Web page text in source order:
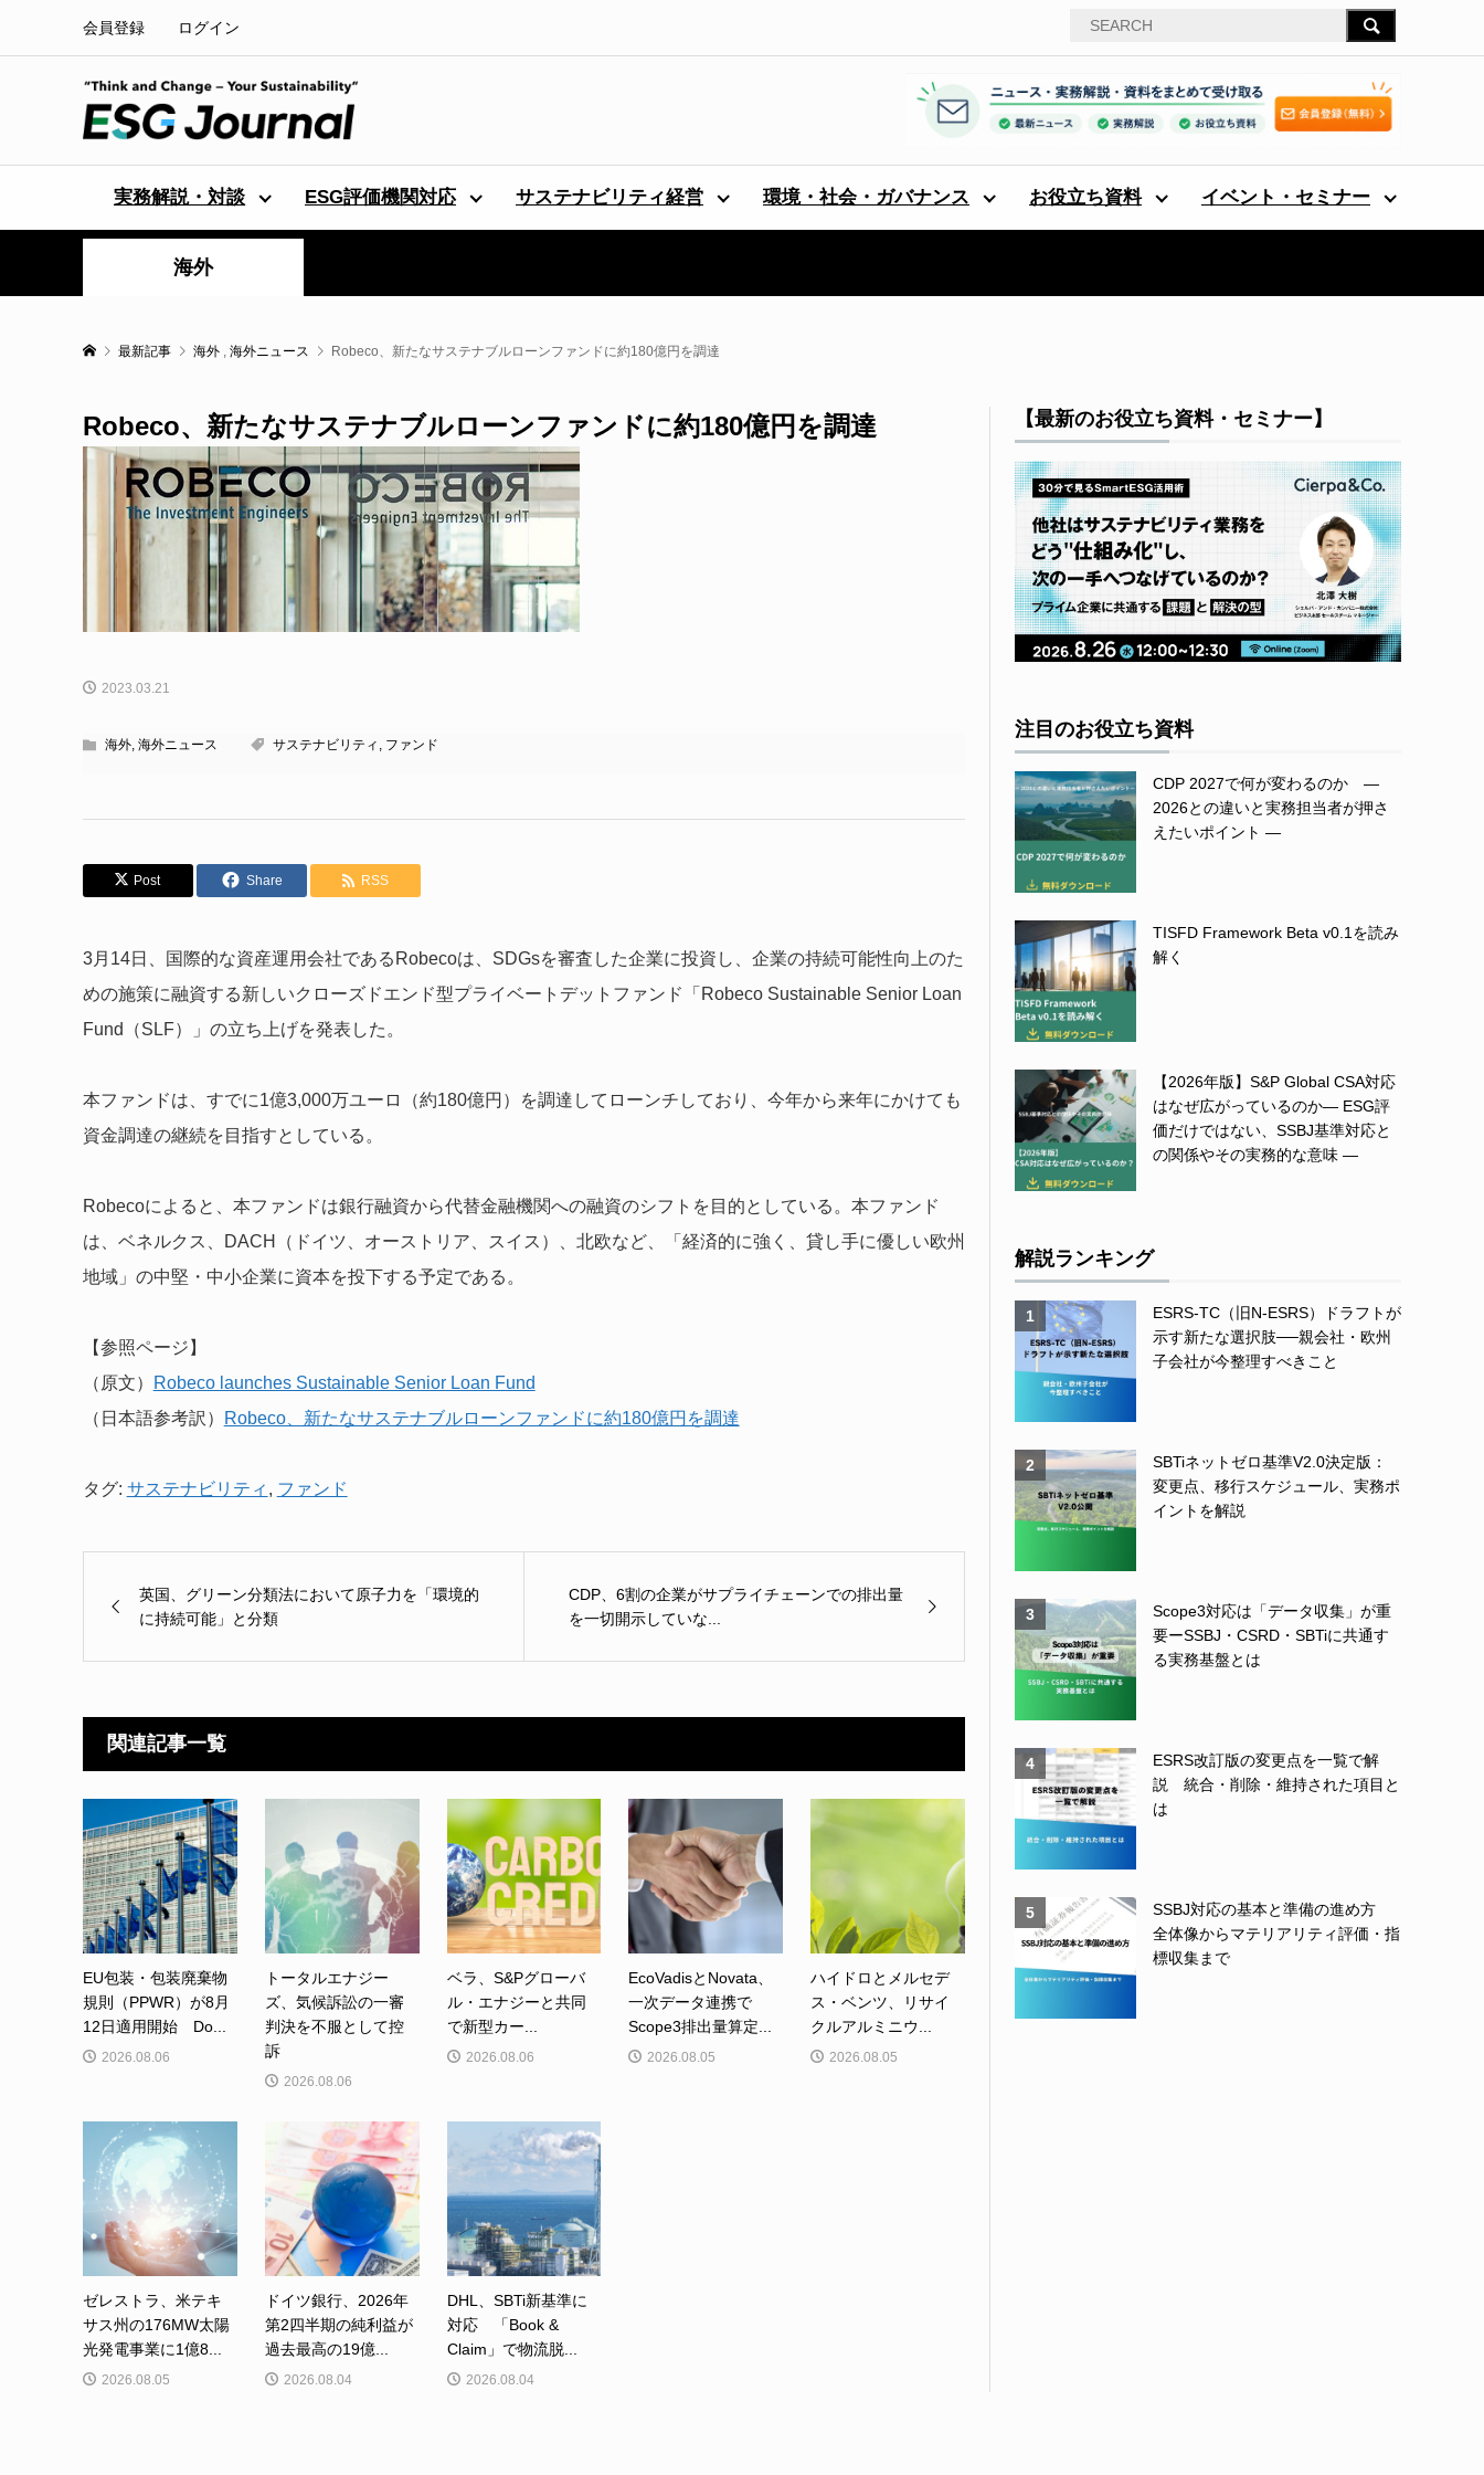
会員登録 ログイン
実務解説・対談 ESG評価機関対応 サステナビリティ経営 環境・社会・ガバナンス お役立ち資料 イベント・セミナー
海外
最新記事 海外 , 海外ニュース Robeco、新たなサステナブルローンファンドに約180億円を調達
Robeco、新たなサステナブルローンファンドに約180億円を調達
2023.03.21
海外, 海外ニュース サステナビリティ , ファンド
Post Share RSS
3月14日、国際的な資産運用会社であるRobecoは、SDGsを審査した企業に投資し、企業の持続可能性向上のた
めの施策に融資する新しいクローズドエンド型プライベートデットファンド「Robeco Sustainable Senior Loan
Fund（SLF）」の立ち上げを発表した。
本ファンドは、すでに1億3,000万ユーロ（約180億円）を調達してローンチしており、今年から来年にかけても
資金調達の継続を目指すとしている。
Robecoによると、本ファンドは銀行融資から代替金融機関への融資のシフトを目的としている。本ファンド
は、ベネルクス、DACH（ドイツ、オーストリア、スイス）、北欧など、「経済的に強く、貸し手に優しい欧州
地域」の中堅・中小企業に資本を投下する予定である。
【参照ページ】
（原文）
Robeco launches Sustainable Senior Loan Fund
（日本語参考訳）
Robeco、新たなサステナブルローンファンドに約180億円を調達
タグ: サステナビリティ , ファンド
英国、グリーン分類法において原子力を「環境的
に持続可能」と分類
CDP、6割の企業がサプライチェーンでの排出量
を一切開示していな...
関連記事一覧
EU包装・包装廃棄物
規則（PPWR）が8月
12日適用開始 Do...
2026.08.06
トータルエナジー
ズ、気候訴訟の一審
判決を不服として控
訴
2026.08.06
ベラ、S&Pグローバ
ル・エナジーと共同
で新型カー...
2026.08.06
EcoVadisとNovata、
一次データ連携で
Scope3排出量算定...
2026.08.05
ハイドロとメルセデ
ス・ベンツ、リサイ
クルアルミニウ...
2026.08.05
ゼレストラ、米テキ
サス州の176MW太陽
光発電事業に1億8...
2026.08.05
ドイツ銀行、2026年
第2四半期の純利益が
過去最高の19億...
2026.08.04
DHL、SBTi新基準に
対応 「Book &
Claim」で物流脱...
2026.08.04
【最新のお役立ち資料・セミナー】
注目のお役立ち資料
CDP 2027で何が変わるのか ―
2026との違いと実務担当者が押さ
えたいポイント ―
TISFD Framework Beta v0.1を読み
解く
【2026年版】S&P Global CSA対応
はなぜ広がっているのか― ESG評
価だけではない、SSBJ基準対応と
の関係やその実務的な意味 ―
解説ランキング
1
ESRS-TC（旧N-ESRS）ドラフトが
示す新たな選択肢──親会社・欧州
子会社が今整理すべきこと
2
SBTiネットゼロ基準V2.0決定版：
変更点、移行スケジュール、実務ポ
イントを解説
3
Scope3対応は「データ収集」が重
要ーSSBJ・CSRD・SBTiに共通す
る実務基盤とは
4
ESRS改訂版の変更点を一覧で解
説 統合・削除・維持された項目と
は
5
SSBJ対応の基本と準備の進め方
全体像からマテリアリティ評価・指
標収集まで